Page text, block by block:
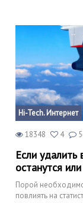
Hi-Tech. Интернет
18348 4
Если
останутся
Порой
повлиять на